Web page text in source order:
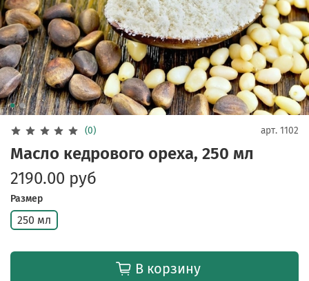
(0) арт. 1102
Масло кедрового ореха, 250 мл
2190.00 руб
Размер
250 мл
В корзину